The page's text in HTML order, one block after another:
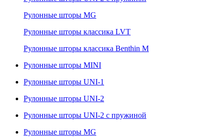
Рулонные шторы MG
Рулонные шторы классика LVT
Рулонные шторы классика Benthin M
Рулонные шторы MINI
Рулонные шторы UNI-1
Рулонные шторы UNI-2
Рулонные шторы UNI-2 с пружиной
Рулонные шторы MG